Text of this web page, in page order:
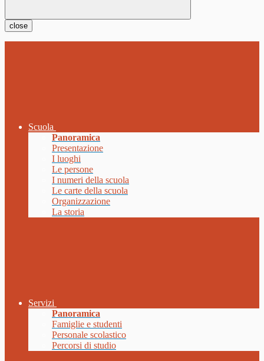
close
Scuola
Panoramica
Presentazione
I luoghi
Le persone
I numeri della scuola
Le carte della scuola
Organizzazione
La storia
Servizi
Panoramica
Famiglie e studenti
Personale scolastico
Percorsi di studio